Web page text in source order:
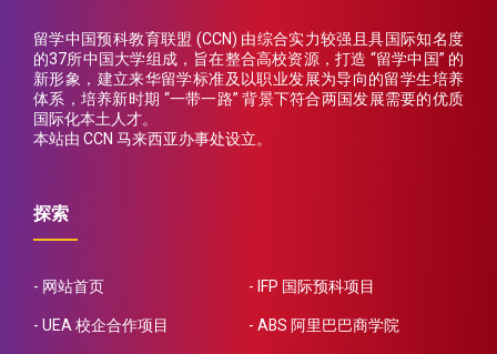
留学中国预科教育联盟 (CCN) 由综合实力较强且具国际知名度
的37所中国大学组成，旨在整合高校资源，打造 “留学中国” 的
新形象，建立来华留学标准及以职业发展为导向的留学生培养
体系，培养新时期 “一带一路” 背景下符合两国发展需要的优质
国际化本土人才。
本站由 CCN 马来西亚办事处设立。
探索
网站首页 IFP 国际预科项目
UEA 校企合作项目 ABS 阿里巴巴商学院